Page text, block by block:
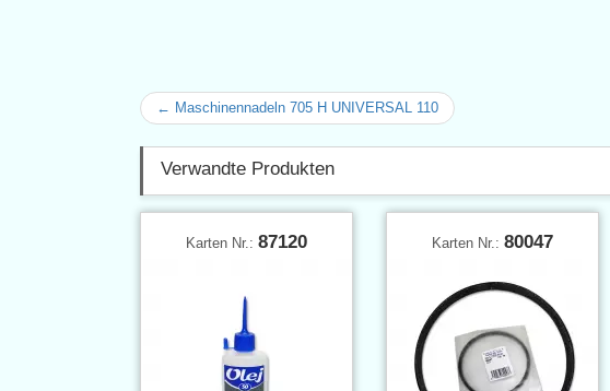
← Maschinennadeln 705 H UNIVERSAL 110
Verwandte Produkten
Karten Nr.: 87120 Karten Nr.: 80047